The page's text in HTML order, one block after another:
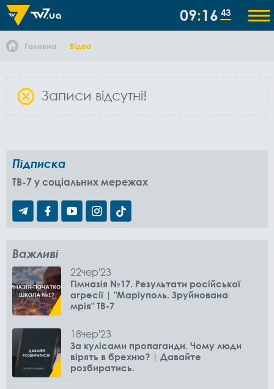
09 16 43
Головна Відео
Записи відсутні!
Підписка
TB-7 у соціальних мережах
Важливі
22чер'23
Гімназія №17. Результати російської
агресії | "Маріуполь. Зруйнована
мрія" ТВ-7
18чер'23
За кулісами пропаганди. Чому люди
вірять в брехню? | Давайте
розбиратись.